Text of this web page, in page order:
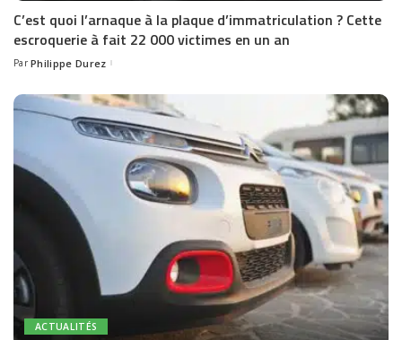
C’est quoi l’arnaque à la plaque d’immatriculation ? Cette
escroquerie à fait 22 000 victimes en un an
Posted
Par Philippe Durez
ACTUALITÉS